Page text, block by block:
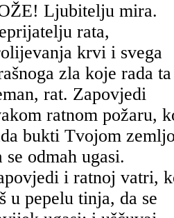
Ljubitelju mira.
rata,
krvi i svega
zla koje rada ta
rat. Zapovjedi
ratnom požaru,
bukti Tvojom
se odmah ugasi.
i ratnoj vatri,
u pepelu tinja, da se